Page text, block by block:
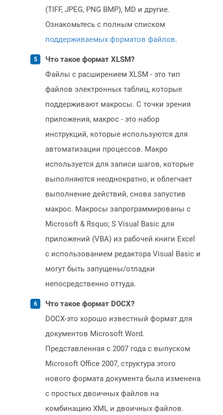
(TIFF, JPEG, PNG BMP), MD и другие.
Ознакомьтесь с полным списком
поддерживаемых форматов файлов.
Что такое формат XLSM?
Файлы с расширением XLSM - это тип
файлов электронных таблиц, которые
поддерживают макросы. С точки зрения
приложения, макрос - это набор
инструкций, которые используются для
автоматизации процессов. Макро
используется для записи шагов, которые
выполняются неоднократно, и облегчает
выполнение действий, снова запустив
макрос. Макросы запрограммированы с
Microsoft & Rsquo; S Visual Basic для
приложений (VBA) из рабочей книги Excel
с использованием редактора Visual Basic и
могут быть запущены/отладки
непосредственно оттуда.
Что такое формат DOCX?
DOCX-это хорошо известный формат для
документов Microsoft Word.
Представленная с 2007 года с выпуском
Microsoft Office 2007, структура этого
нового формата документа была изменена
с простых двоичных файлов на
комбинацию XML и двоичных файлов.